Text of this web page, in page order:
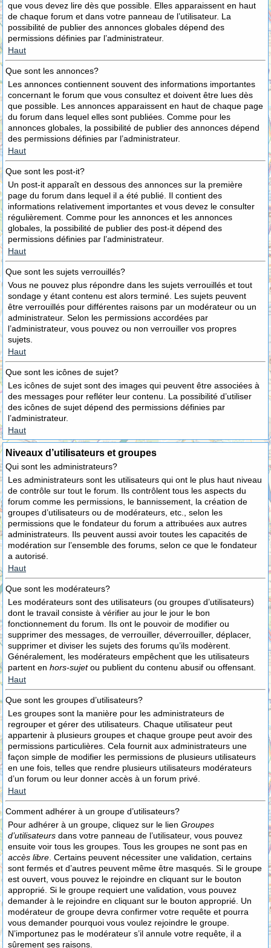
que vous devez lire dès que possible. Elles apparaissent en haut
de chaque forum et dans votre panneau de l’utilisateur. La
possibilité de publier des annonces globales dépend des
permissions définies par l’administrateur.
Haut
Que sont les annonces?
Les annonces contiennent souvent des informations importantes
concernant le forum que vous consultez et doivent être lues dès
que possible. Les annonces apparaissent en haut de chaque page
du forum dans lequel elles sont publiées. Comme pour les
annonces globales, la possibilité de publier des annonces dépend
des permissions définies par l’administrateur.
Haut
Que sont les post-it?
Un post-it apparaît en dessous des annonces sur la première
page du forum dans lequel il a été publié. Il contient des
informations relativement importantes et vous devez le consulter
régulièrement. Comme pour les annonces et les annonces
globales, la possibilité de publier des post-it dépend des
permissions définies par l’administrateur.
Haut
Que sont les sujets verrouillés?
Vous ne pouvez plus répondre dans les sujets verrouillés et tout
sondage y étant contenu est alors terminé. Les sujets peuvent
être verrouillés pour différentes raisons par un modérateur ou un
administrateur. Selon les permissions accordées par
l’administrateur, vous pouvez ou non verrouiller vos propres
sujets.
Haut
Que sont les icônes de sujet?
Les icônes de sujet sont des images qui peuvent être associées à
des messages pour refléter leur contenu. La possibilité d’utiliser
des icônes de sujet dépend des permissions définies par
l’administrateur.
Haut
Niveaux d’utilisateurs et groupes
Qui sont les administrateurs?
Les administrateurs sont les utilisateurs qui ont le plus haut niveau
de contrôle sur tout le forum. Ils contrôlent tous les aspects du
forum comme les permissions, le bannissement, la création de
groupes d’utilisateurs ou de modérateurs, etc., selon les
permissions que le fondateur du forum a attribuées aux autres
administrateurs. Ils peuvent aussi avoir toutes les capacités de
modération sur l’ensemble des forums, selon ce que le fondateur
a autorisé.
Haut
Que sont les modérateurs?
Les modérateurs sont des utilisateurs (ou groupes d’utilisateurs)
dont le travail consiste à vérifier au jour le jour le bon
fonctionnement du forum. Ils ont le pouvoir de modifier ou
supprimer des messages, de verrouiller, déverrouiller, déplacer,
supprimer et diviser les sujets des forums qu’ils modèrent.
Généralement, les modérateurs empêchent que les utilisateurs
partent en hors-sujetou publient du contenu abusif ou offensant.
Haut
Que sont les groupes d’utilisateurs?
Les groupes sont la manière pour les administrateurs de
regrouper et gérer des utilisateurs. Chaque utilisateur peut
appartenir à plusieurs groupes et chaque groupe peut avoir des
permissions particulières. Cela fournit aux administrateurs une
façon simple de modifier les permissions de plusieurs utilisateurs
en une fois, telles que rendre plusieurs utilisateurs modérateurs
d’un forum ou leur donner accès à un forum privé.
Haut
Comment adhérer à un groupe d’utilisateurs?
Pour adhérer à un groupe, cliquez sur le lien Groupes
d’utilisateurs dans votre panneau de l’utilisateur, vous pouvez
ensuite voir tous les groupes. Tous les groupes ne sont pas en
accès libre . Certains peuvent nécessiter une validation, certains
sont fermés et d’autres peuvent même être masqués. Si le groupe
est ouvert, vous pouvez le rejoindre en cliquant sur le bouton
approprié. Si le groupe requiert une validation, vous pouvez
demander à le rejoindre en cliquant sur le bouton approprié. Un
modérateur de groupe devra confirmer votre requête et pourra
vous demander pourquoi vous voulez rejoindre le groupe.
N’importunez pas le modérateur s’il annule votre requête, il a
sûrement ses raisons.